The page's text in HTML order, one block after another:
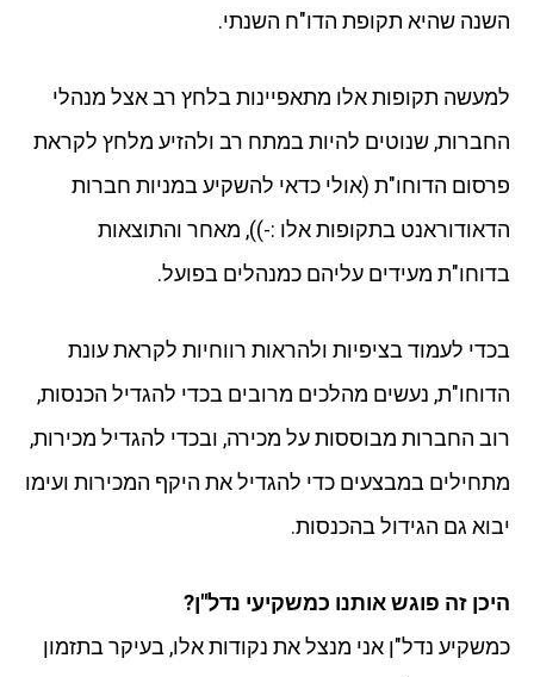
השנה שהיא תקופת הדו"ח השנתי.
למעשה תקופות אלו מתאפיינות בלחץ רב אצל מנהלי
החברות, שנוטים להיות במתח רב ולהזיע מלחץ לקראת
פרסום הדוחו"ת (אולי כדאי להשקיע במניות חברות
הדאודוראנט בתקופות אלו :-)), מאחר והתוצאות
בדוחו"ת מעידים עליהם כמנהלים בפועל.
בכדי לעמוד בציפיות ולהראות רווחיות לקראת עונת
הדוחו"ת, נעשים מהלכים מרובים בכדי להגדיל הכנסות,
רוב החברות מבוססות על מכירה, ובכדי להגדיל מכירות,
מתחילים במבצעים כדי להגדיל את היקף המכירות ועימו
יבוא גם הגידול בהכנסות.
היכן זה פוגש אותנו כמשקיעי נדל"ן?
כמשקיע נדל"ן אני מנצל את נקודות אלו, בעיקר בתזמון